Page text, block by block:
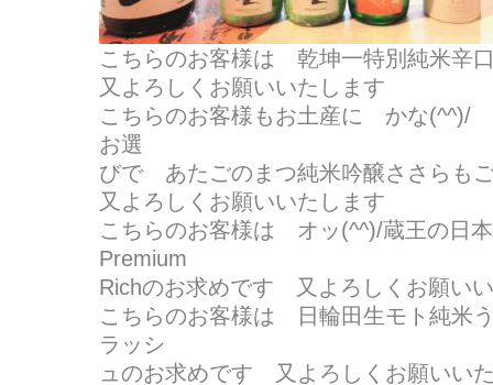
こちらのお客様は 乾坤一特別純米辛
又よろしくお願いいたします
こちらのお客様もお土産に かな(^^)/
お選
びで あたごのまつ純米吟醸ささらも
又よろしくお願いいたします
こちらのお客様は オッ(^^)/蔵王の日
Premium
Richのお求めです 又よろしくお願い
こちらのお客様は 日輪田生モト純米
ラッシ
ュのお求めです 又よろしくお願いい